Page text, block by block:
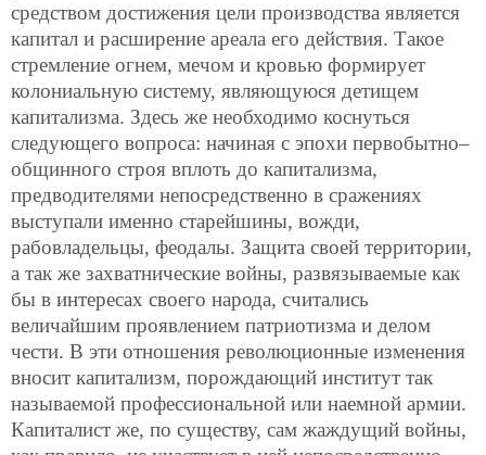
средством достижения цели производства является
капитал и расширение ареала его действия. Такое
стремление огнем, мечом и кровью формирует
колониальную систему, являющуюся детищем
капитализма. Здесь же необходимо коснуться
следующего вопроса: начиная с эпохи первобытно–
общинного строя вплоть до капитализма,
предводителями непосредственно в сражениях
выступали именно старейшины, вожди,
рабовладельцы, феодалы. Защита своей территории,
а так же захватнические войны, развязываемые как
бы в интересах своего народа, считались
величайшим проявлением патриотизма и делом
чести. В эти отношения революционные изменения
вносит капитализм, порождающий институт так
называемой профессиональной или наемной армии.
Капиталист же, по существу, сам жаждущий войны,